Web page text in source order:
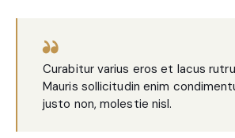
Curabitur varius eros et lacus
Mauris sollicitudin enim
justo non, molestie nisl.